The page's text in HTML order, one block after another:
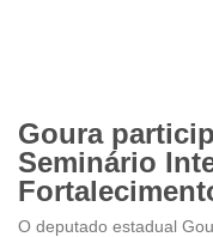
Goura
Seminário
O deputado estadual